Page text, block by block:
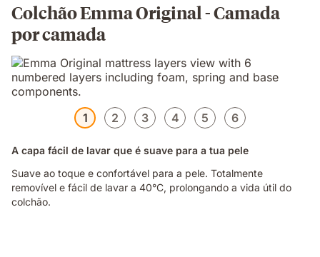
Colchão Emma Original - Camada
por camada
1 2 3 4 5 6
A capa fácil de lavar que é suave para a tua pele
Suave ao toque e confortável para a pele. Totalmente
removível e fácil de lavar a 40°C, prolongando a vida útil do
colchão.